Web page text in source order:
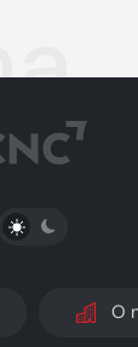
PŘEPNOUT
O